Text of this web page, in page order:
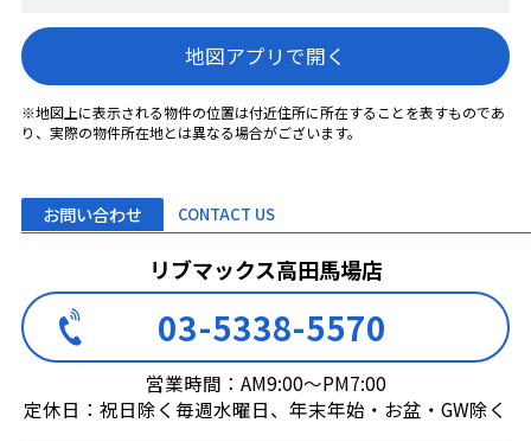
地図アプリで開く
※地図上に表示される物件の位置は付近住所に所在することを表すものであ
り、実際の物件所在地とは異なる場合がございます。
お問い合わせ CONTACT US
リブマックス高田馬場店
03-5338-5570
営業時間：AM9:00～PM7:00
定休日：祝日除く毎週水曜日、年末年始・お盆・GW除く